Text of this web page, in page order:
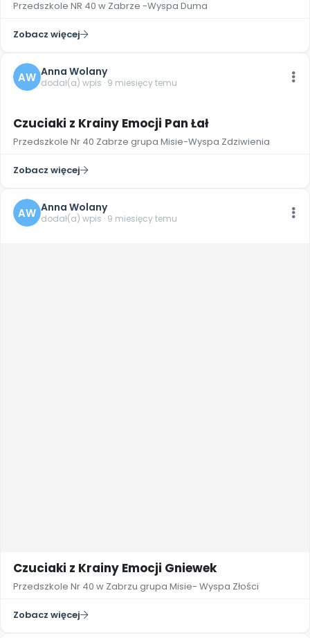
Przedszkole NR 40 w Zabrze -Wyspa Duma
Zobacz więcej
AW Anna Wolany
dodał(a) wpis · 9 miesięcy temu
Czuciaki z Krainy Emocji Pan Łał
Przedszkole Nr 40 Zabrze grupa Misie-Wyspa Zdziwienia
Zobacz więcej
AW Anna Wolany
dodał(a) wpis · 9 miesięcy temu
Czuciaki z Krainy Emocji Gniewek
Przedszkole Nr 40 w Zabrzu grupa Misie- Wyspa Złości
Zobacz więcej